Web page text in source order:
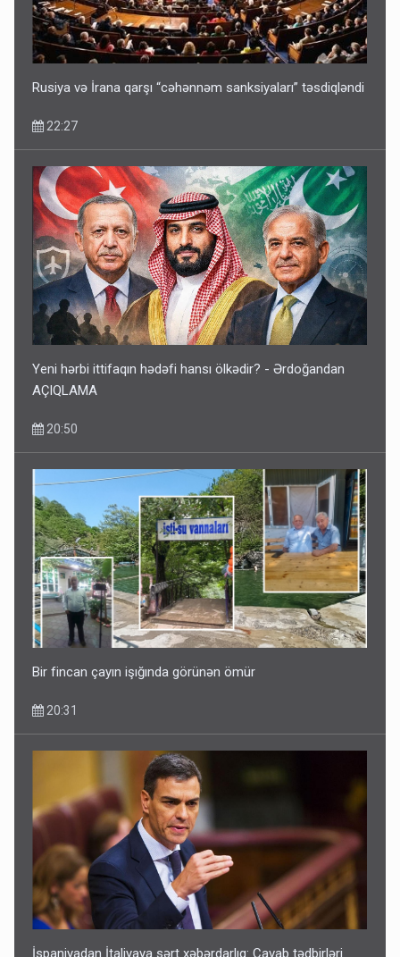
Geri çağırılan səfir Abel Məhərrəmovun oğludur - DOSYE
14:07
Media və Yayım Şurasına əlavə hüquq və vəzifələr verilib
13:24
Kartdan karta istədiyiniz qədər köçürmə edə bilərsiniz -
VİDEO
11:06
Rusiya və İrana qarşı “cəhənnəm sanksiyaları” təsdiqləndi
22:27
Yeni hərbi ittifaqın hədəfi hansı ölkədir? - Ərdoğandan
AÇIQLAMA
20:50
Bir fincan çayın işığında görünən ömür
20:31
İspaniyadan İtaliyaya sərt xəbərdarlıq: Cavab tədbirləri